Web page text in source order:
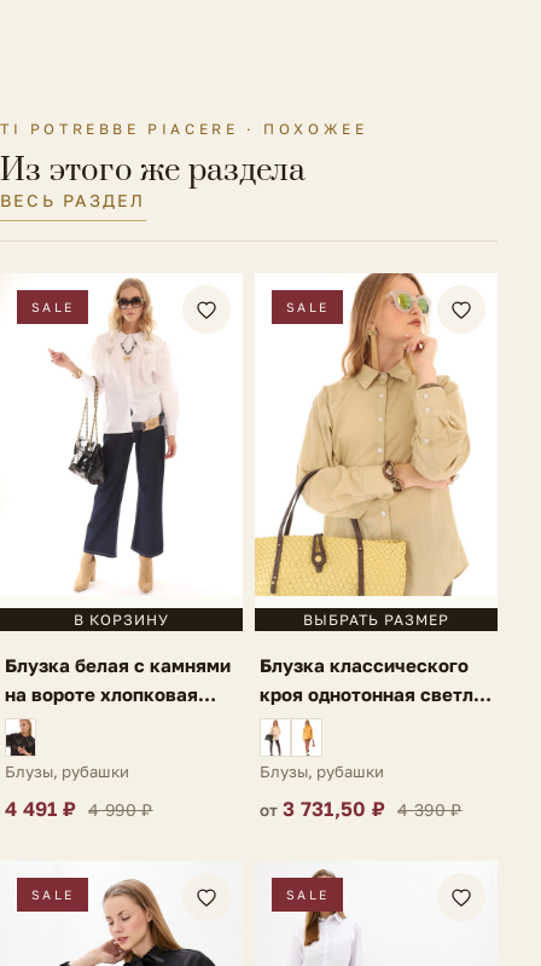
TI POTREBBE PIACERE · ПОХОЖЕЕ
Из этого же раздела
ВЕСЬ РАЗДЕЛ
SALE
В КОРЗИНУ
Блузка белая с камнями
на вороте хлопковая
Gela
Блузы, рубашки
4 491 ₽ 4 990 ₽
SALE
ВЫБРАТЬ РАЗМЕР
Блузка классического
кроя однотонная светло-
зеленая Lauria
Блузы, рубашки
от3 731,50 ₽ 4 390 ₽
SALE SALE